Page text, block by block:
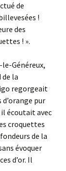
de
!
des
! ».
Généreux,
la
regorgeait
pur
écoutait avec
croquettes
de la
évoquer
d’or. Il